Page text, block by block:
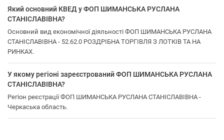
Який основний КВЕД у ФОП ШИМАНСЬКА РУСЛАНА
СТАНІСЛАВІВНА?
Основний вид економічної діяльності ФОП ШИМАНСЬКА РУСЛАНА
СТАНІСЛАВІВНА - 52.62.0 РОЗДРІБНА ТОРГІВЛЯ З ЛОТКІВ ТА НА
РИНКАХ.
У якому регіоні зареєстрований ФОП ШИМАНСЬКА РУСЛАНА
СТАНІСЛАВІВНА?
Регіон реєстрації ФОП ШИМАНСЬКА РУСЛАНА СТАНІСЛАВІВНА -
Черкаська область.